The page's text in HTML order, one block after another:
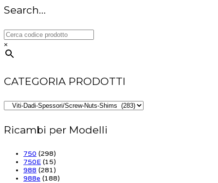
Search…
×
CATEGORIA PRODOTTI
Ricambi per Modelli
750 (298)
750E (15)
988 (281)
988e (188)